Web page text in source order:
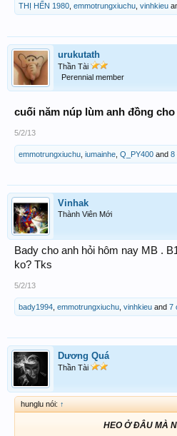
THỊ HẾN 1980 emmotrungxiuchu vinhkieu
urukutath
Thần Tài
Perennial member
cuối năm núp lùm anh đồng cho
5/2/13
emmotrungxiuchu iumainhe Q_PY400 and 8
Vinhak
Thành Viên Mới
Bady cho anh hỏi hôm nay MB .
ko? Tks
5/2/13
bady1994 emmotrungxiuchu vinhkieu and 7
Dương Quá
Thần Tài
hunglu nói: ↑
HEO Ở ĐÂU MÀ